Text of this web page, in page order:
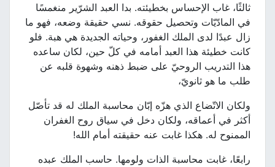
ثالثًا، غاب الإحساس بخطيئته. بدا العبد الشرّير منغمسًا
في المادّيّات وتحصيل حقوقه. نسي حقيقة وضعه، فهو ما
زال عبدًا لدى الملك الغفور، وحياته الجديدة هي هبة. فلو
كانت خطيئة هذا العبد أمامه في كلّ حين، لكان ساعده
هذا التدريب الروحيّ على ضبط ذهنه وشهوة قلبه عن
طلب ما هو ثانويّ،
ولكان الاتّضاع الذي هزّه إبّان محاسبة الملك له قد تأصّل
أكثر في أعماقه، ولكان دخل في سياق روح الغفران
الممنوح له. هكذا غابت عنه حقيقته أمام الله!
رابعًا، غابت محاسبة الذات ولومها. حاسب الملك عبده